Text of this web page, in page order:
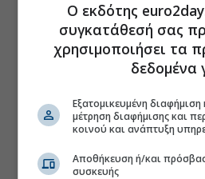
-Έρευνα
τρίμηνο 2026
-Τριμηνιαίοι
...επιστροφή στην
Ο εκδότης
συγκατάθεσή σας
χρησιμοποιήσει τα
δεδομένα
Εξατομικευμένη
μέτρηση διαφήμισης και
κοινού και ανάπτυξη
Αποθήκευση ή/και
συσκευής